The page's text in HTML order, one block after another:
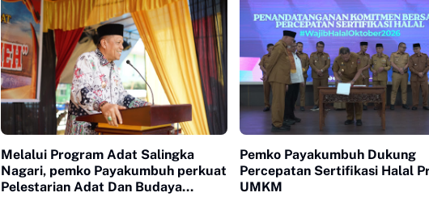
Melalui Program Adat Salingka
Nagari, pemko Payakumbuh perkuat
Pelestarian Adat Dan Budaya
Pemko Payakumbuh Dukung
Percepatan Sertifikasi Halal
UMKM